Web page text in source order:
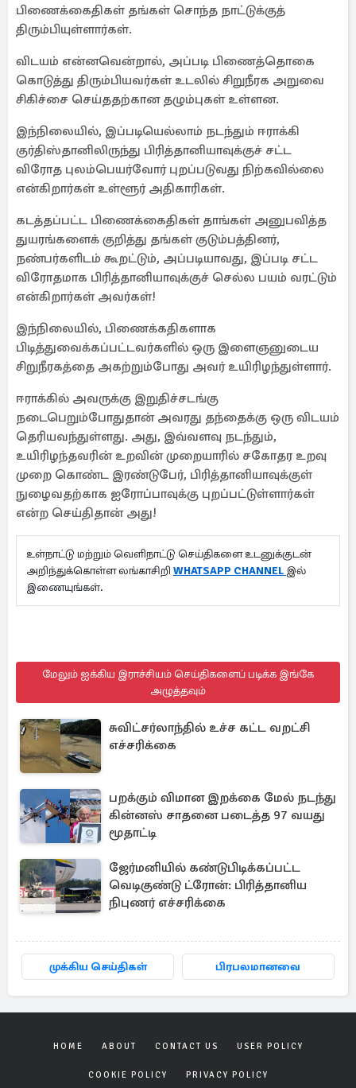
பிணைக்கைதிகள் தங்கள் சொந்த நாட்டுக்குத்
திரும்பியுள்ளார்கள்.
விடயம் என்னவென்றால், அப்படி பிணைத்தொகை
கொடுத்து திரும்பியவர்கள் உடலில் சிறுநீரக அறுவை
சிகிச்சை செய்ததற்கான தழும்புகள் உள்ளன.
இந்நிலையில், இப்படியெல்லாம் நடந்தும் ஈராக்கி
குர்திஸ்தானிலிருந்து பிரித்தானியாவுக்குச் சட்ட
விரோத புலம்பெயர்வோர் புறப்படுவது நிற்கவில்லை
என்கிறார்கள் உள்ளூர் அதிகாரிகள்.
கடத்தப்பட்ட பிணைக்கைதிகள் தாங்கள் அனுபவித்த
துயரங்களைக் குறித்து தங்கள் குடும்பத்தினர்,
நண்பர்களிடம் கூறட்டும், அப்படியாவது, இப்படி சட்ட
விரோதமாக பிரித்தானியாவுக்குச் செல்ல பயம் வரட்டும்
என்கிறார்கள் அவர்கள்!
இந்நிலையில், பிணைக்கதிகளாக
பிடித்துவைக்கப்பட்டவர்களில் ஒரு இளைஞனுடைய
சிறுநீரகத்தை அகற்றும்போது அவர் உயிரிழந்துள்ளார்.
ஈராக்கில் அவருக்கு இறுதிச்சடங்கு
நடைபெறும்போதுதான் அவரது தந்தைக்கு ஒரு விடயம்
தெரியவந்துள்ளது. அது, இவ்வளவு நடந்தும்,
உயிரிழந்தவரின் உறவின் முறையாரில் சகோதர உறவு
முறை கொண்ட இரண்டுபேர், பிரித்தானியாவுக்குள்
நுழைவதற்காக ஐரோப்பாவுக்கு புறப்பட்டுள்ளார்கள்
என்ற செய்திதான் அது!
உள்நாட்டு மற்றும் வெளிநாட்டு செய்திகளை உடனுக்குடன்
அறிந்துக்கொள்ள லங்காசிறி WHATSAPP CHANNEL இல்
இணையுங்கள்.
மேலும் ஐக்கிய இராச்சியம் செய்திகளைப் படிக்க இங்கே
அழுத்தவும்
சுவிட்சர்லாந்தில் உச்ச கட்ட வறட்சி
எச்சரிக்கை
பறக்கும் விமான இறக்கை மேல் நடந்து
கின்னஸ் சாதனை படைத்த 97 வயது
மூதாட்டி
ஜேர்மனியில் கண்டுபிடிக்கப்பட்ட
வெடிகுண்டு ட்ரோன்: பிரித்தானிய
நிபுணர் எச்சரிக்கை
முக்கிய செய்திகள் பிரபலமானவை
HOME ABOUT CONTACT US USER POLICY
COOKIE POLICY PRIVACY POLICY